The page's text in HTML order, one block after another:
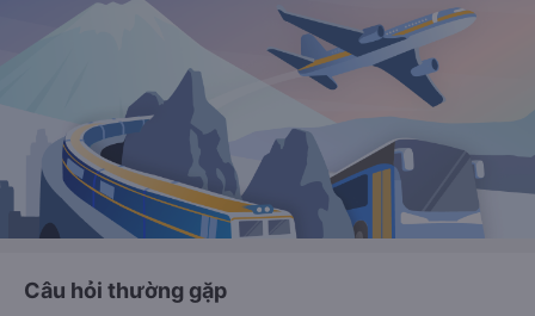
Câu hỏi thường gặp